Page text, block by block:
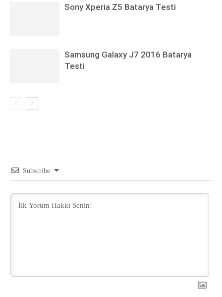
Sony Xperia Z5 Batarya Testi
Samsung Galaxy J7 2016 Batarya
Testi
Subscribe